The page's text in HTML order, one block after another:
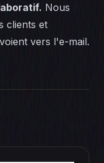
Nous
clients et
vers l'e-mail.